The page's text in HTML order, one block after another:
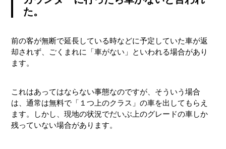
た。
前の客が無断で延長している時などに予定していた車が返
却されず、ごくまれに「車がない」といわれる場合があり
ます。
これはあってはならない事態なのですが、そういう場合
は、通常は無料で「１つ上のクラス」の車を出してもらえ
ます。しかし、現地の状況でだいぶ上のグレードの車しか
残っていない場合があります。